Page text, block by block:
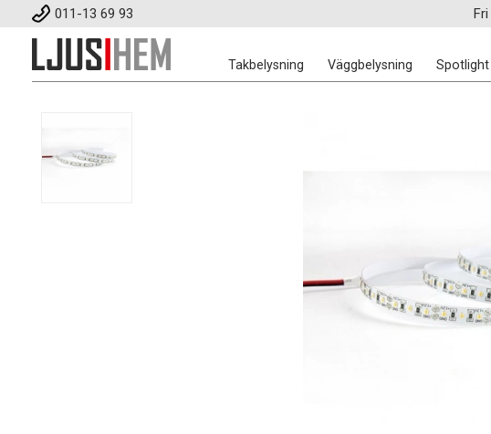
011-13 69 93
Takbelysning Väggbelysning Spotlight